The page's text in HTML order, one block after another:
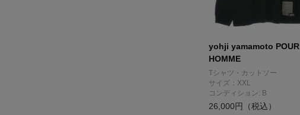
yohji yamamoto POUR
HOMME
Tシャツ・カットソー
サイズ：XXL
コンディション: B
26,000円（税込）